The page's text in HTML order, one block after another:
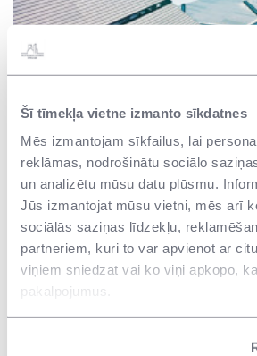
Šī tīmekļa vietne izmanto sīkdatnes
Mēs izmantojam sīkfailus, lai
reklāmas, nodrošinātu sociālo
un analizētu mūsu datu plūsmu.
Jūs izmantojat mūsu vietni, mēs arī
sociālās saziņas līdzekļu,
partneriem, kuri to var apvienot ar
viņiem sniedzat vai ko viņi apkopo,
pakalpojumus.
05.02.2018
Valdība saskaņo budžetu VNĪ
energoefektivitātes un
projektiem